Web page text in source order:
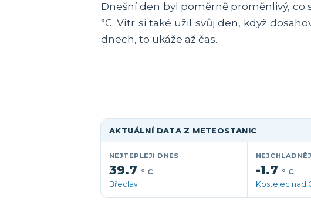
Dnešní den byl poměrně proměnlivý, co
°C. Vítr si také užil svůj den, když
dnech, to ukáže až čas.
AKTUÁLNÍ DATA Z METEOSTANIC
NEJTEPLEJI DNES
39.7 ° C
Břeclav
-1.7 ° C
Kostelec nad